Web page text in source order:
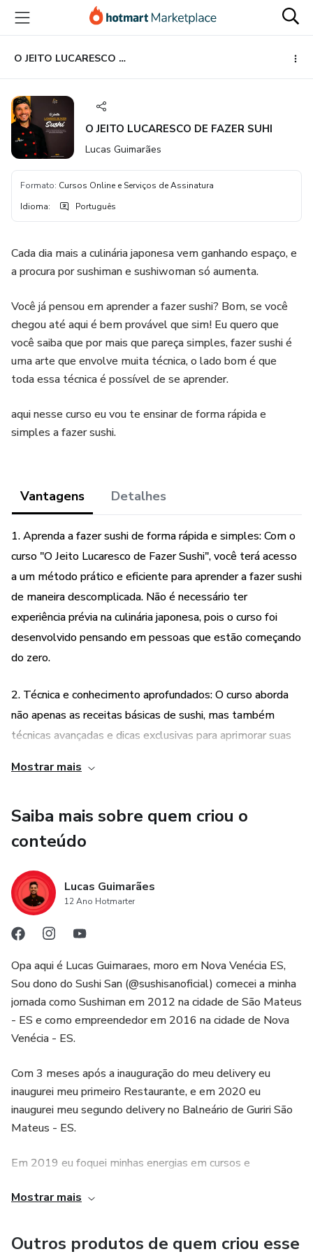
para
conteúdo
principal
para
pagamento
para
rodapé
O JEITO LUCARESCO DE FAZER SUHI
O JEITO LUCARESCO DE FAZER SUHI
Lucas Guimarães
Formato: Cursos Online e Serviços de Assinatura
Idioma: Português
Cada dia mais a culinária japonesa vem ganhando espaço, e
a procura por sushiman e sushiwoman só aumenta.
Você já pensou em aprender a fazer sushi? Bom, se você
chegou até aqui é bem provável que sim! Eu quero que
você saiba que por mais que pareça simples, fazer sushi é
uma arte que envolve muita técnica, o lado bom é que
toda essa técnica é possível de se aprender.
aqui nesse curso eu vou te ensinar de forma rápida e
simples a fazer sushi.
Vantagens Detalhes
1. Aprenda a fazer sushi de forma rápida e simples: Com o
curso "O Jeito Lucaresco de Fazer Sushi", você terá acesso
a um método prático e eficiente para aprender a fazer sushi
de maneira descomplicada. Não é necessário ter
experiência prévia na culinária japonesa, pois o curso foi
desenvolvido pensando em pessoas que estão começando
do zero.
2. Técnica e conhecimento aprofundados: O curso aborda
não apenas as receitas básicas de sushi, mas também
técnicas avançadas e dicas exclusivas para aprimorar suas
desde a escolha dos ingredientes até a montagem e
profissional e saboroso.
adquirir o curso, você terá acesso a um material completo
e atualizado, com videoaulas explicativas, apostilas e
receitas detalhadas. Além disso, você poderá contar com
suporte online para tirar suas dúvidas e receber orientações
qualidade.
4. Economize dinheiro e surpreenda seus convidados: Ao
aprender a fazer sushi em casa, você poderá economizar
especializados. Além disso, poderá surpreender seus
convidados com uma refeição sofisticada e deliciosa,
mostrando suas habilidades na culinária japonesa. O curso
"O Jeito Lucaresco de Fazer Sushi" é uma oportunidade
Mostrar mais
Saiba mais sobre quem criou o
conteúdo
Lucas Guimarães
12 Ano Hotmarter
Opa aqui é Lucas Guimaraes, moro em Nova Venécia ES,
Sou dono do Sushi San (@sushisanoficial) comecei a minha
jornada como Sushiman em 2012 na cidade de São Mateus
- ES e como empreendedor em 2016 na cidade de Nova
Venécia - ES.
Com 3 meses após a inauguração do meu delivery eu
inaugurei meu primeiro Restaurante, e em 2020 eu
inaugurei meu segundo delivery no Balneário de Guriri São
Mateus - ES.
Em 2019 eu foquei minhas energias em cursos e
duas maiores escolas de desenvolvimento pessoal da
internacionais, sou líder coaching e analista de perfil
Mostrar mais
Outros produtos de quem criou esse